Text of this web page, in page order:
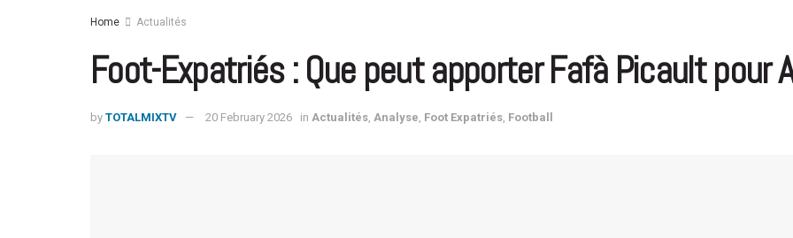
Home Actualités
Foot-Expatriés : Que peut apporter Fafà Picault pour
by TOTALMIXTV 20 February 2026 in Actualités Analyse Foot Expatriés Football